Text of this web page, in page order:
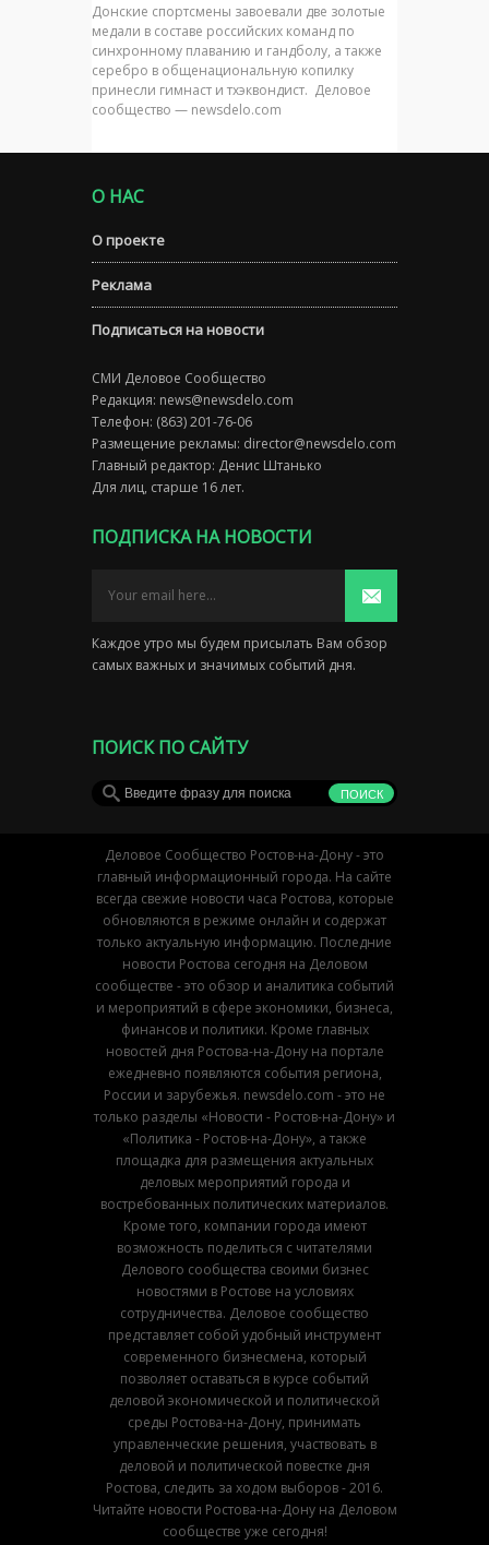
Донские спортсмены завоевали две золотые
медали в составе российских команд по
синхронному плаванию и гандболу, а также
серебро в общенациональную копилку
принесли гимнаст и тхэквондист. Деловое
сообщество — newsdelo.com
О НАС
О проекте
Реклама
Подписаться на новости
СМИ Деловое Сообщество
Редакция: news@newsdelo.com
Телефон: (863) 201-76-06
Размещение рекламы: director@newsdelo.com
Главный редактор: Денис Штанько
Для лиц, старше 16 лет.
ПОДПИСКА НА НОВОСТИ
Каждое утро мы будем присылать Вам обзор
самых важных и значимых событий дня.
ПОИСК ПО САЙТУ
Деловое Сообщество Ростов-на-Дону - это
главный информационный города. На сайте
всегда свежие новости часа Ростова, которые
обновляются в режиме онлайн и содержат
только актуальную информацию. Последние
новости Ростова сегодня на Деловом
сообществе - это обзор и аналитика событий
и мероприятий в сфере экономики, бизнеса,
финансов и политики. Кроме главных
новостей дня Ростова-на-Дону на портале
ежедневно появляются события региона,
России и зарубежья. newsdelo.com - это не
только разделы «Новости - Ростов-на-Дону» и
«Политика - Ростов-на-Дону», а также
площадка для размещения актуальных
деловых мероприятий города и
востребованных политических материалов.
Кроме того, компании города имеют
возможность поделиться с читателями
Делового сообщества своими бизнес
новостями в Ростове на условиях
сотрудничества. Деловое сообщество
представляет собой удобный инструмент
современного бизнесмена, который
позволяет оставаться в курсе событий
деловой экономической и политической
среды Ростова-на-Дону, принимать
управленческие решения, участвовать в
деловой и политической повестке дня
Ростова, следить за ходом выборов - 2016.
Читайте новости Ростова-на-Дону на Деловом
сообществе уже сегодня!